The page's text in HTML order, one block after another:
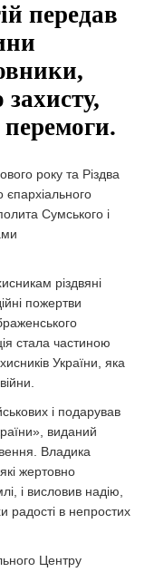
передав
перемоги.
року та Різдва
Сумського і
різдвяні
пожертви
стала частиною
України, яка
і подарував
виданий
Владика
жертовно
і висловив надію,
радості в непростих
Центру